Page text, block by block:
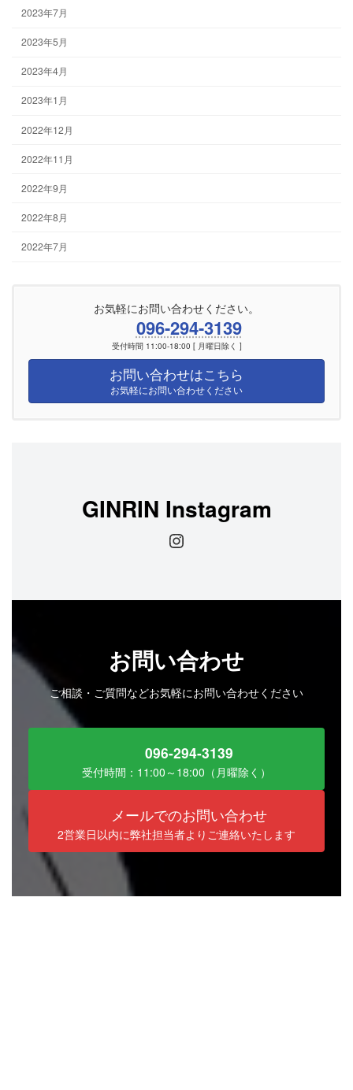
2023年7月
2023年5月
2023年4月
2023年1月
2022年12月
2022年11月
2022年9月
2022年8月
2022年7月
お気軽にお問い合わせください。
096-294-3139
受付時間 11:00-18:00 [ 月曜日除く ]
お問い合わせはこちら
お気軽にお問い合わせください
GINRIN Instagram
Instagram
お問い合わせ
ご相談・ご質問などお気軽にお問い合わせください
096-294-3139
受付時間：11:00～18:00（月曜除く）
メールでのお問い合わせ
2営業日以内に弊社担当者よりご連絡いたします